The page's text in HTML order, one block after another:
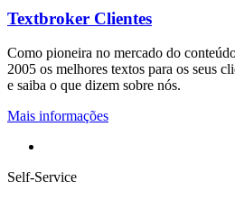
Textbroker Clientes
Como pioneira no mercado do
2005 os melhores textos para os seus
e saiba o que dizem sobre nós.
Mais informações
Self-Service